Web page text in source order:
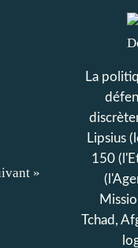
»
La
Lipsius
150
Tchad,